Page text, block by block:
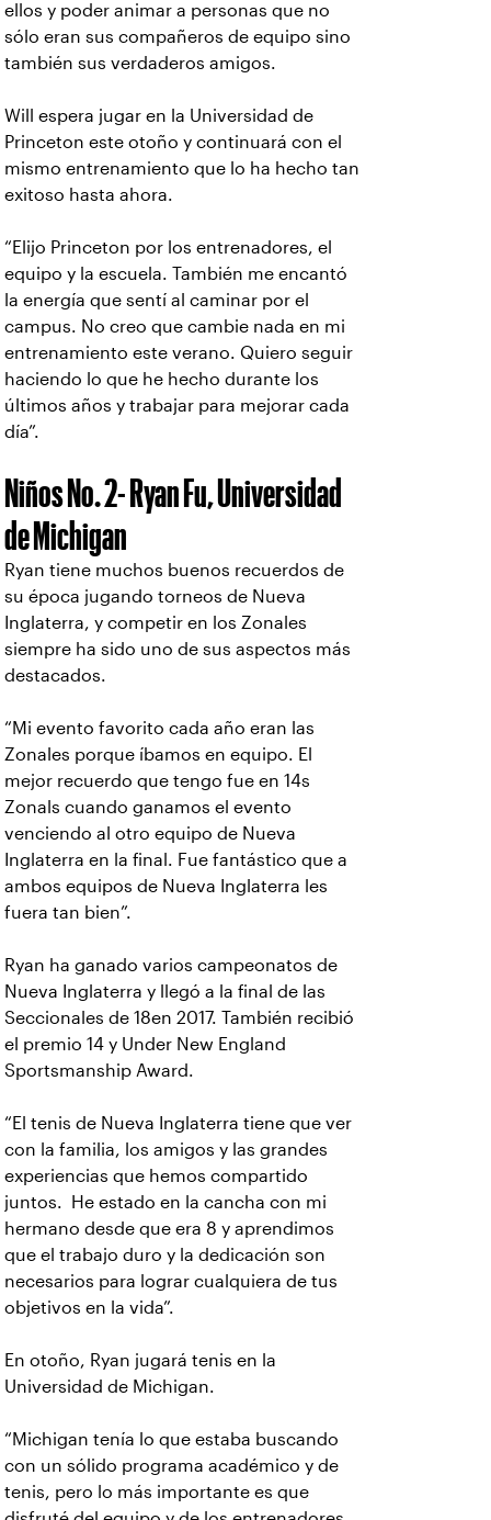
ellos y poder animar a personas que no
sólo eran sus compañeros de equipo sino
también sus verdaderos amigos.
Will espera jugar en la Universidad de
Princeton este otoño y continuará con el
mismo entrenamiento que lo ha hecho tan
exitoso hasta ahora.
“Elijo Princeton por los entrenadores, el
equipo y la escuela. También me encantó
la energía que sentí al caminar por el
campus. No creo que cambie nada en mi
entrenamiento este verano. Quiero seguir
haciendo lo que he hecho durante los
últimos años y trabajar para mejorar cada
día”.
Niños No. 2- Ryan Fu, Universidad
de Michigan
Ryan tiene muchos buenos recuerdos de
su época jugando torneos de Nueva
Inglaterra, y competir en los Zonales
siempre ha sido uno de sus aspectos más
destacados.
“Mi evento favorito cada año eran las
Zonales porque íbamos en equipo. El
mejor recuerdo que tengo fue en 14s
Zonals cuando ganamos el evento
venciendo al otro equipo de Nueva
Inglaterra en la final. Fue fantástico que a
ambos equipos de Nueva Inglaterra les
fuera tan bien”.
Ryan ha ganado varios campeonatos de
Nueva Inglaterra y llegó a la final de las
Seccionales de 18en 2017. También recibió
el premio 14 y Under New England
Sportsmanship Award.
“El tenis de Nueva Inglaterra tiene que ver
con la familia, los amigos y las grandes
experiencias que hemos compartido
juntos. He estado en la cancha con mi
hermano desde que era 8 y aprendimos
que el trabajo duro y la dedicación son
necesarios para lograr cualquiera de tus
objetivos en la vida”.
En otoño, Ryan jugará tenis en la
Universidad de Michigan.
“Michigan tenía lo que estaba buscando
con un sólido programa académico y de
tenis, pero lo más importante es que